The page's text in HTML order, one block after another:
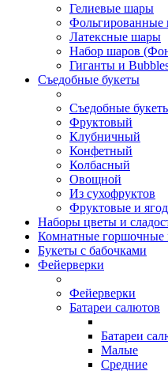
Гелиевые шары
Латексные шары
Набор шаров
Гиганты и
Съедобные букеты
Съедобные
Фруктовый
Клубничный
Конфетный
Колбасный
Овощной
Из сухофруктов
Фруктовые и
Наборы цветы и
Комнатные горшочные
Букеты с бабочками
Фейерверки
Фейерверки
Батареи салютов
Батареи
Малые
Средние